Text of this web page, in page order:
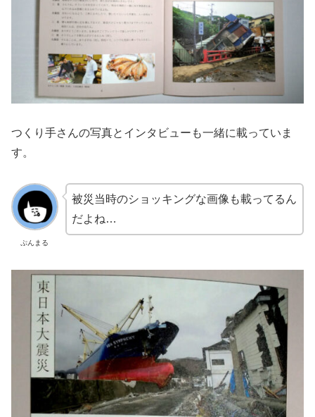
つくり手さんの写真とインタビューも一緒に載っていま
す。
ぷんまる
被災当時のショッキングな画像も載ってるん
だよね…